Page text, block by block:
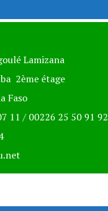
Lamizana
2ème étage
Faso
11 / 00226 25 50 91 92